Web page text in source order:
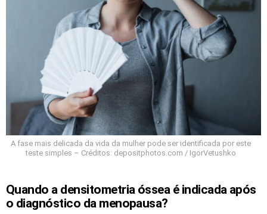
A fase mais delicada da vida da mulher pode ser identificada por este
teste simples – Créditos: depositphotos.com / IgorVetushko
Quando a densitometria óssea é indicada após
o diagnóstico da menopausa?